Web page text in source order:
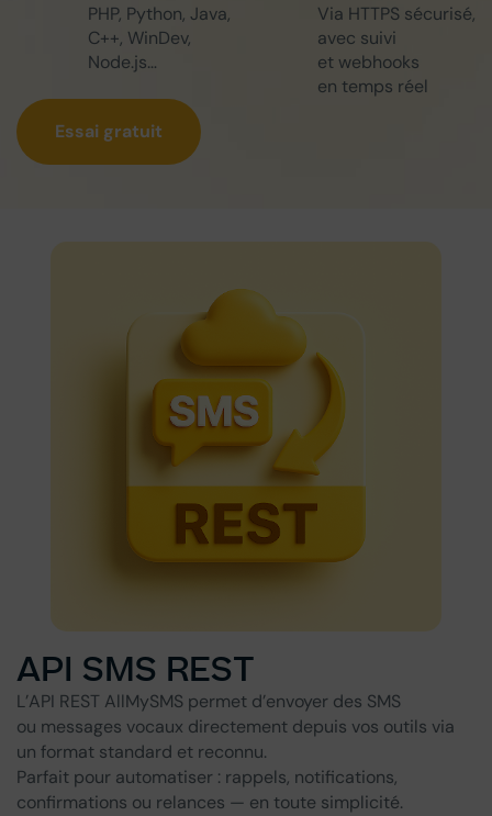
PHP, Python, Java,
C++, WinDev,
Node.js…
Via HTTPS sécurisé,
avec suivi
et webhooks
en temps réel
Essai gratuit
API SMS REST
L’API REST AllMySMS permet d’envoyer des SMS
ou messages vocaux directement depuis vos outils via
un format standard et reconnu.
Parfait pour automatiser : rappels, notifications,
confirmations ou relances — en toute simplicité.